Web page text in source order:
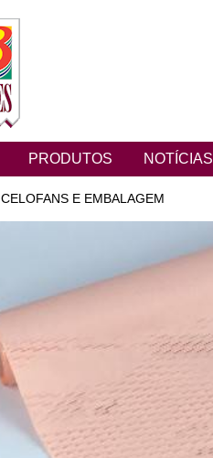
PRODUTOS NOTÍCIAS
CELOFANS E EMBALAGEM